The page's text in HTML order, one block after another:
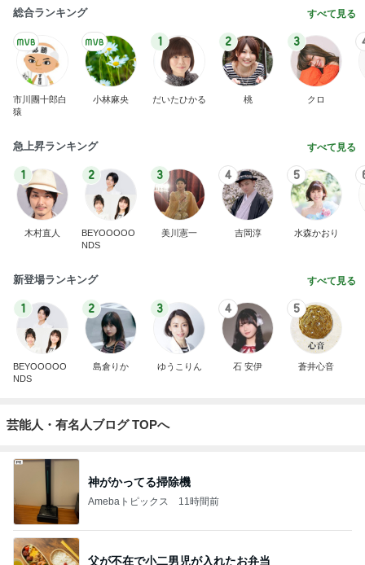
総合ランキング すべて見る
市川團十郎白
猿
小林麻央
1
だいたひかる
2
桃
3
クロ
急上昇ランキング すべて見る
1
木村直人
2
BEYOOOOO
NDS
3
美川憲一
4
吉岡淳
5
水森かおり
新登場ランキング すべて見る
1
BEYOOOOO
NDS
2
島倉りか
3
ゆうこりん
4
石 安伊
5
蒼井心音
芸能人・有名人ブログ TOPへ
神がかってる掃除機
Amebaトピックス 11時間前
父が不在で小二男児が入れたお弁当